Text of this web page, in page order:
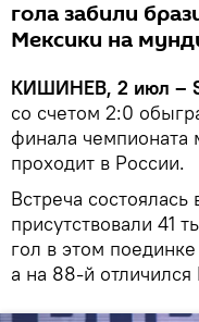
гола забили
Мексики на
КИШИНЕВ, 2 июл –
со счетом 2:0
финала чемпионата
проходит в России.
Встреча
присутствовали 41
гол в этом
а на 88-й